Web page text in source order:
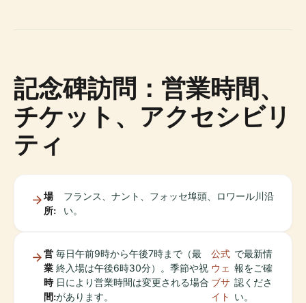
記念碑訪問：営業時間、
チケット、アクセシビリ
ティ
場
所:
フランス、ナント、フォッセ埠頭、ロワール川沿
い。
営
業
時
間:
毎日午前9時から午後7時まで（最
終入場は午後6時30分）。季節や祝
日により営業時間は変更される場合
があります。
公式
ウェ
ブサ
イト
で最新情
報をご確
認くださ
い。